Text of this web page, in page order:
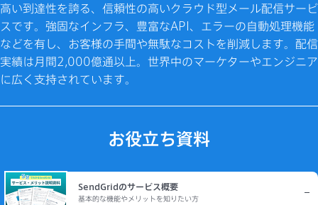
高い到達性を誇る、信頼性の高いクラウド型メール配信サービ
スです。強固なインフラ、豊富なAPI、エラーの自動処理機能
などを有し、お客様の手間や無駄なコストを削減します。配信
実績は月間2,000億通以上。世界中のマーケターやエンジニア
に広く支持されています。
お役立ち資料
SendGridのサービス概要
基本的な機能やメリットを知りたい方